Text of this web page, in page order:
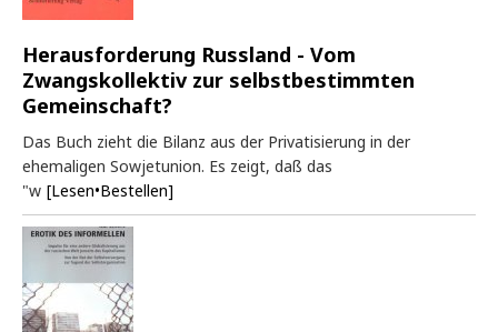
Herausforderung Russland - Vom
Zwangskollektiv zur selbstbestimmten
Gemeinschaft?
Das Buch zieht die Bilanz aus der Privatisierung in der
ehemaligen Sowjetunion. Es zeigt, daß das
"w [Lesen•Bestellen]